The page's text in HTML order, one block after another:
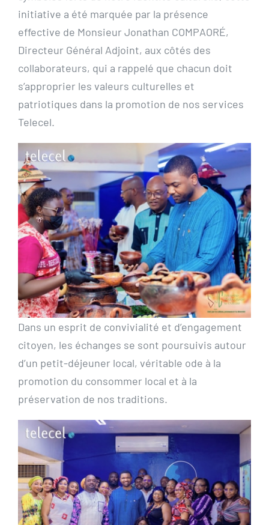
initiative a été marquée par la présence
effective de Monsieur Jonathan COMPAORÉ,
Directeur Général Adjoint, aux côtés des
collaborateurs, qui a rappelé que chacun doit
s’approprier les valeurs culturelles et
patriotiques dans la promotion de nos services
Telecel.
Dans un esprit de convivialité et d’engagement
citoyen, les échanges se sont poursuivis autour
d’un petit-déjeuner local, véritable ode à la
promotion du consommer local et à la
préservation de nos traditions.